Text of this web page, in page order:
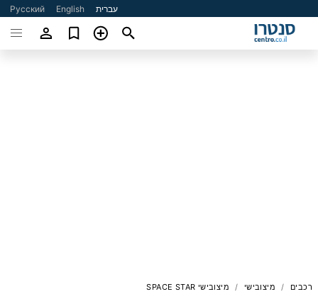
עברית English
Русский
רכבים מיצובישי מיצובישי SPACE STAR